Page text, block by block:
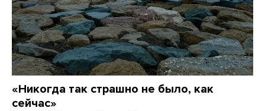
«Никогда так страшно не было, как
сейчас»